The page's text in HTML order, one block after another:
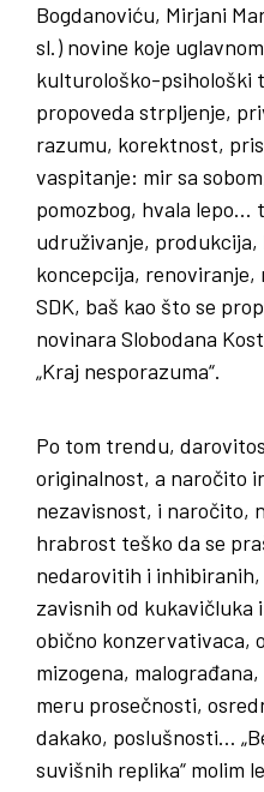
Bogdanoviću, Mirjani
sl.) novine koje
kulturološko-psihološki
propoveda strpljenje,
razumu, korektnost,
vaspitanje: mir sa
pomozbog, hvala lepo…
udruživanje,
koncepcija,
SDK, baš kao što se
novinara Slobodana
„Kraj nesporazuma“.
Po tom trendu,
originalnost, a naročito
nezavisnost, i naročito,
hrabrost teško da se
nedarovitih i
zavisnih od kukavičluka
obično konzervativaca,
mizogena,
meru prosečnosti,
dakako, poslušnosti…
suvišnih replika“ molim